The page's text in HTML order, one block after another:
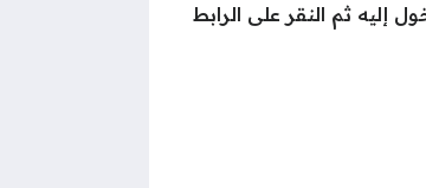
إليه ثم النقر على الرابط